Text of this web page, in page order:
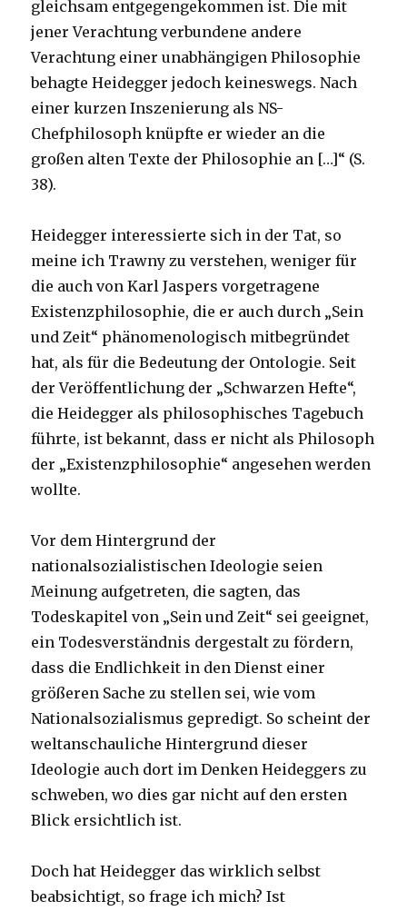
gleichsam entgegengekommen ist. Die mit
jener Verachtung verbundene andere
Verachtung einer unabhängigen Philosophie
behagte Heidegger jedoch keineswegs. Nach
einer kurzen Inszenierung als NS-
Chefphilosoph knüpfte er wieder an die
großen alten Texte der Philosophie an […]“ (S.
38).
Heidegger interessierte sich in der Tat, so
meine ich Trawny zu verstehen, weniger für
die auch von Karl Jaspers vorgetragene
Existenzphilosophie, die er auch durch „Sein
und Zeit“ phänomenologisch mitbegründet
hat, als für die Bedeutung der Ontologie. Seit
der Veröffentlichung der „Schwarzen Hefte“,
die Heidegger als philosophisches Tagebuch
führte, ist bekannt, dass er nicht als Philosoph
der „Existenzphilosophie“ angesehen werden
wollte.
Vor dem Hintergrund der
nationalsozialistischen Ideologie seien
Meinung aufgetreten, die sagten, das
Todeskapitel von „Sein und Zeit“ sei geeignet,
ein Todesverständnis dergestalt zu fördern,
dass die Endlichkeit in den Dienst einer
größeren Sache zu stellen sei, wie vom
Nationalsozialismus gepredigt. So scheint der
weltanschauliche Hintergrund dieser
Ideologie auch dort im Denken Heideggers zu
schweben, wo dies gar nicht auf den ersten
Blick ersichtlich ist.
Doch hat Heidegger das wirklich selbst
beabsichtigt, so frage ich mich? Ist